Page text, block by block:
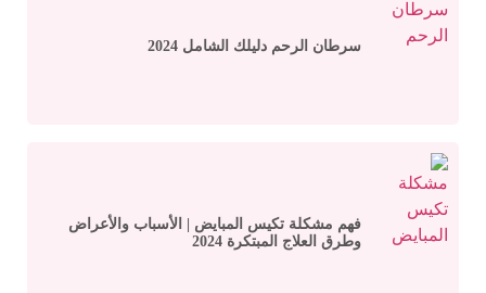
سرطان الرحم دليلك الشامل 2024
فهم مشكلة تكيس المبايض | الأسباب والأعراض
وطرق العلاج المبتكرة 2024